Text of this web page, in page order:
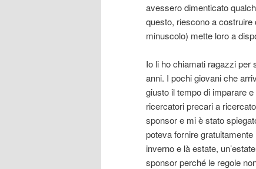
avessero dimenticato
questo, riescono a
minuscolo) mette loro a
Io li ho chiamati ragazzi per
anni. I pochi giovani che
giusto il tempo di imparare
ricercatori precari a
sponsor e mi è stato
poteva fornire
inverno e là estate,
sponsor perché le regole